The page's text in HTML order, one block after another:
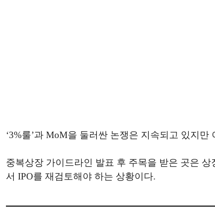
‘3%룰’과 MoM을 둘러싼 논쟁은 지속되고 있지
중복상장 가이드라인 발표 후 주목을 받은 곳은
서 IPO를 재검토해야 하는 상황이다.